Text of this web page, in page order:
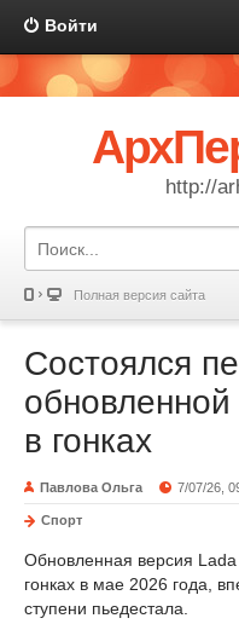
Войти
http://
Полная версия сайта
Состоялся
в гонках
Павлова Ольга 7/07/26,
Спорт
Обновленная версия
гонках в мае 2026 года,
ступени пьедестала.